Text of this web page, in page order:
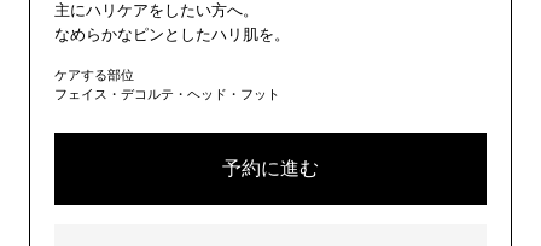
主にハリケアをしたい方へ。
なめらかなピンとしたハリ肌を。
ケアする部位
フェイス・デコルテ・ヘッド・フット
予約に進む